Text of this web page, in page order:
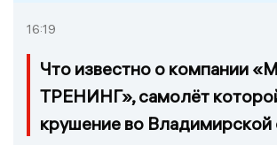
16:19
Что известно о компании
ТРЕНИНГ», самолёт
крушение во Владимирской